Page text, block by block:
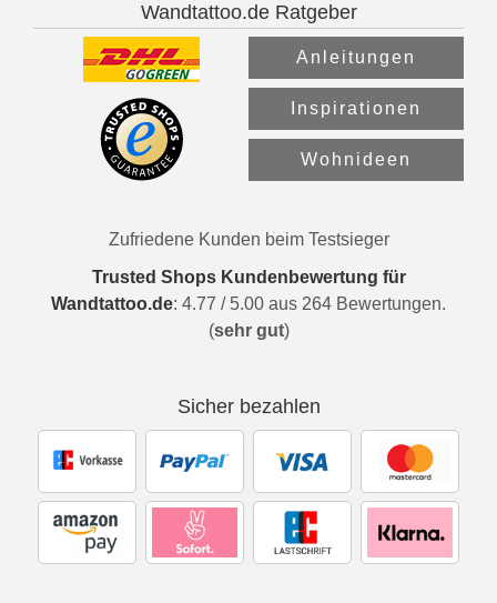
Wandtattoo.de Ratgeber
Anleitungen
Inspirationen
Wohnideen
Zufriedene Kunden beim Testsieger
Trusted Shops Kundenbewertung für
Wandtattoo.de: 4.77 / 5.00 aus 264 Bewertungen.
(sehr gut)
Sicher bezahlen